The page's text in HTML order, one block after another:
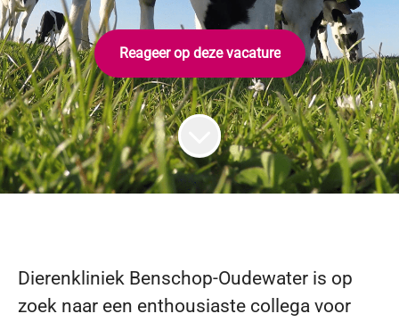
Reageer op deze vacature
Dierenkliniek Benschop-Oudewater is op
zoek naar een enthousiaste collega voor